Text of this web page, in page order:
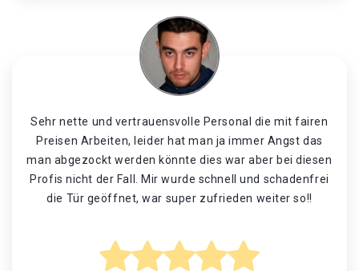
Sehr nette und vertrauensvolle Personal die mit fairen
Preisen Arbeiten, leider hat man ja immer Angst das
man abgezockt werden könnte dies war aber bei diesen
Profis nicht der Fall. Mir wurde schnell und schadenfrei
die Tür geöffnet, war super zufrieden weiter so!!